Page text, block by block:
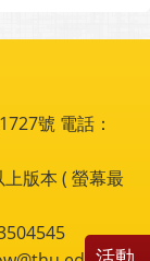
號 電話：
版本 ( 螢幕最